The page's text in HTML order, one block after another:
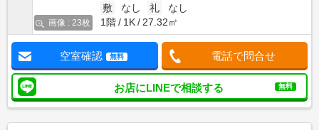
画像 : 23枚
敷
なし 礼
なし
1階
1K 27.32㎡
空室確認 無料 電話で問合せ
お店にLINEで相談する 無料